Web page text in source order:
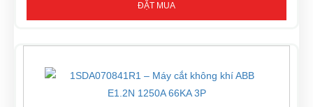
ĐẶT MUA